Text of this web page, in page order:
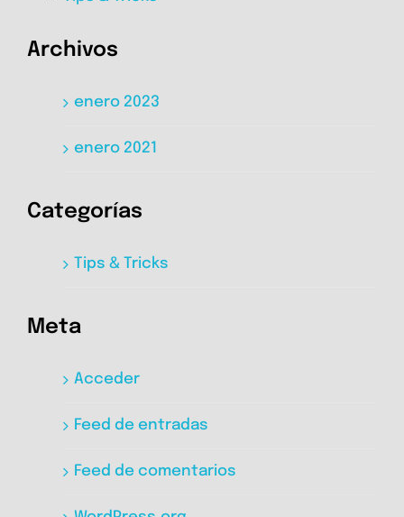
Archivos
enero 2023
enero 2021
Categorías
Tips & Tricks
Meta
Acceder
Feed de entradas
Feed de comentarios